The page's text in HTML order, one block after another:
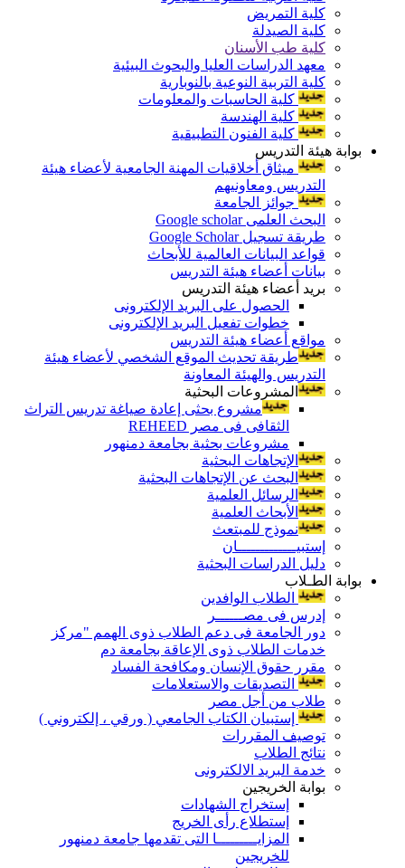
كلية التمريض
كلية الصيدلة
كلية طب الأسنان
معهد الدراسات العليا والبحوث البيئية
كلية التربية النوعية بالنوبارية
كلية الحاسبات والمعلومات
كلية الهندسة
كلية الفنون التطبيقية
بوابة هيئة التدريس
ميثاق أخلاقيات المهنة الجامعية لأعضاء هيئة
التدريس ومعاونيهم
جوائز الجامعة
البحث العلمى Google scholar
طريقة تسجيل Google Scholar
قواعد البيانات العالمية للأبحاث
بيانات أعضاء هيئة التدريس
بريد أعضاء هيئة التدريس
الحصول على البريد الإلكترونى
خطوات تفعيل البريد الإلكترونى
مواقع أعضاء هيئة التدريس
طريقة تحديث الموقع الشخصي لأعضاء هيئة
التدريس والهيئة المعاونة
المشروعات البحثية
مشروع بحثى إعادة صياغة تدريس التراث
الثقافى فى مصر REHEED
مشروعات بحثية بجامعة دمنهور
الإتجاهات البحثية
البحث عن الإتجاهات البحثية
الرسائل العلمية
الأبحاث العلمية
نموذج للمبتعث
إستبيـــــــــــــان
دليل الدراسات البحثية
بوابة الطـلاب
الطلاب الوافدين
إدرس فى مصــــــر
دور الجامعة فى دعم الطلاب ذوى الهمم "مركز
خدمات الطلاب ذوى الإعاقة بجامعة دم
مقرر حقوق الإنسان ومكافحة الفساد
التصديقات والاستعلامات
طلاب من أجل مصر
إستبيان الكتاب الجامعي ( ورقي ، إلكتروني )
توصيف المقررات
نتائج الطلاب
خدمة البريد الالكترونى
بوابة الخريجين
إستخراج الشهادات
إستطلاع رأى الخريج
المزايـــــــــا التى تقدمها جامعة دمنهور
للخريجين